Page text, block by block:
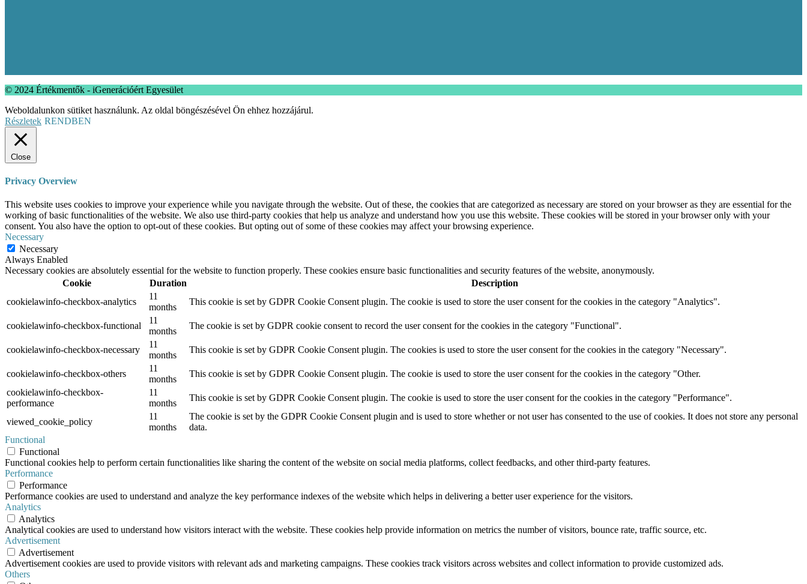
© 2024 Értékmentők - iGenerációért Egyesület
Weboldalunkon sütiket használunk. Az oldal böngészésével Ön ehhez hozzájárul.
Részletek RENDBEN
Close
Privacy Overview
This website uses cookies to improve your experience while you navigate through the website. Out of these, the cookies that are categorized as necessary are stored on your browser as they are essential for the
working of basic functionalities of the website. We also use third-party cookies that help us analyze and understand how you use this website. These cookies will be stored in your browser only with your
consent. You also have the option to opt-out of these cookies. But opting out of some of these cookies may affect your browsing experience.
Necessary
Necessary
Always Enabled
Necessary cookies are absolutely essential for the website to function properly. These cookies ensure basic functionalities and security features of the website, anonymously.
Cookie
Duration
Description
cookielawinfo-checkbox-analytics
11
months
This cookie is set by GDPR Cookie Consent plugin. The cookie is used to store the user consent for the cookies in the category "Analytics".
cookielawinfo-checkbox-functional
11
months
The cookie is set by GDPR cookie consent to record the user consent for the cookies in the category "Functional".
cookielawinfo-checkbox-necessary
11
months
This cookie is set by GDPR Cookie Consent plugin. The cookies is used to store the user consent for the cookies in the category "Necessary".
cookielawinfo-checkbox-others
11
months
This cookie is set by GDPR Cookie Consent plugin. The cookie is used to store the user consent for the cookies in the category "Other.
cookielawinfo-checkbox-
performance
11
months
This cookie is set by GDPR Cookie Consent plugin. The cookie is used to store the user consent for the cookies in the category "Performance".
viewed_cookie_policy
11
months
The cookie is set by the GDPR Cookie Consent plugin and is used to store whether or not user has consented to the use of cookies. It does not store any personal
data.
Functional
Functional
Functional cookies help to perform certain functionalities like sharing the content of the website on social media platforms, collect feedbacks, and other third-party features.
Performance
Performance
Performance cookies are used to understand and analyze the key performance indexes of the website which helps in delivering a better user experience for the visitors.
Analytics
Analytics
Analytical cookies are used to understand how visitors interact with the website. These cookies help provide information on metrics the number of visitors, bounce rate, traffic source, etc.
Advertisement
Advertisement
Advertisement cookies are used to provide visitors with relevant ads and marketing campaigns. These cookies track visitors across websites and collect information to provide customized ads.
Others